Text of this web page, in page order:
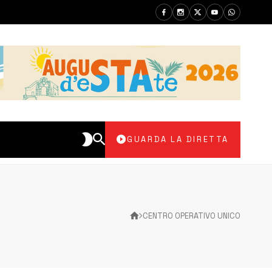
GUARDA LA DIRETTA
CENTRO OPERATIVO UNICO